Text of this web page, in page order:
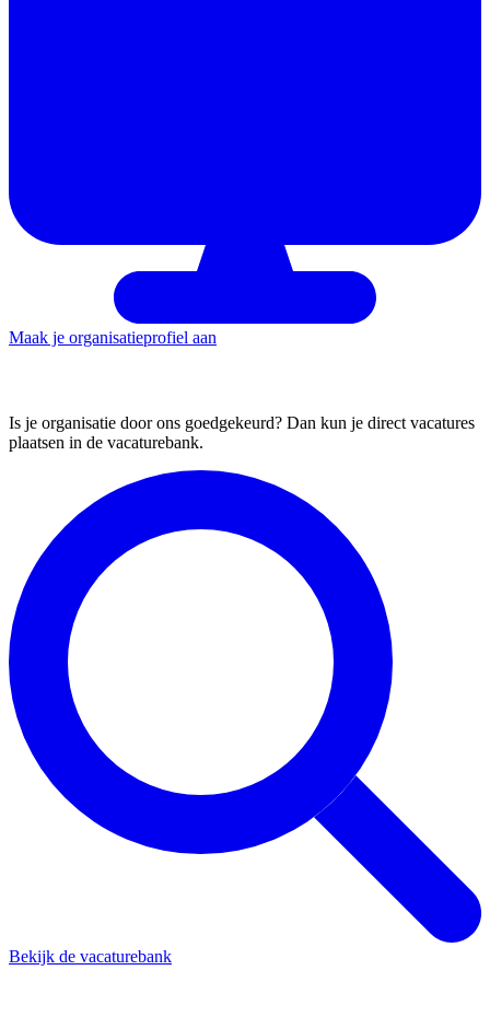
Maak je organisatieprofiel aan
Is je organisatie door ons goedgekeurd? Dan kun je direct vacatures
plaatsen in de vacaturebank.
Bekijk de vacaturebank